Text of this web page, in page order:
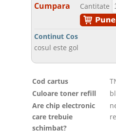
Cumpara Cantitate
Continut Cos
cosul este gol
Cod cartus
Culoare toner refill
Are chip electronic
care trebuie
schimbat?